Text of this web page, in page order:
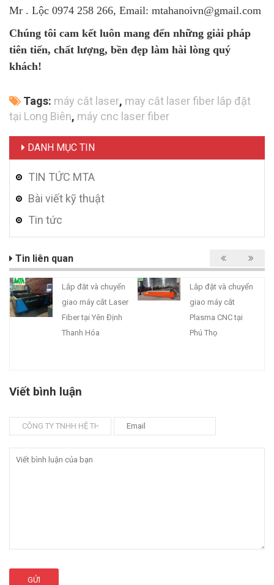
Mr . Lộc 0974 258 266, Email: mtahanoivn@gmail.com
Chúng tôi cam kết luôn mang đến những giải pháp
tiên tiến, chất lượng, bền đẹp làm hài lòng quý
khách!
Tags: máy cắt laser, may cắt laser fiber lắp đặt
tại Long Biên, máy cnc laser fiber
DANH MỤC TIN
TIN TỨC MTA
Bài viết kỹ thuật
Tin tức
Tin liên quan
Lắp đăt và chuyển
giao máy cắt Laser
Fiber tại Yên Định
Thanh Hóa
Lắp đặt và chuyển
giao máy cắt
Plasma CNC tại
Phú Thọ
Viết bình luận
GỬI